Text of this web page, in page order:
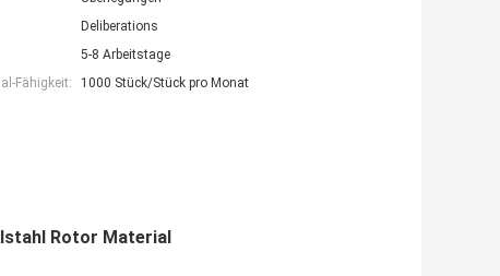
Deliberations
5-8 Arbeitstage
Fähigkeit:
1000 Stück/Stück pro Monat
Rotor Material